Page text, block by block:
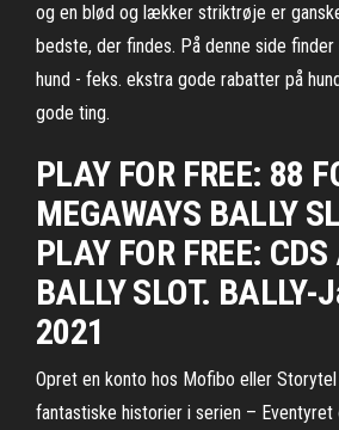
og en blød og lækker striktrøje er
bedste, der findes. På denne side finder
hund - feks. ekstra gode rabatter på
gode ting.
PLAY FOR FREE: 88
MEGAWAYS BALLY
PLAY FOR FREE:
BALLY SLOT. BALLY-
2021
Opret en konto hos Mofibo eller
fantastiske historier i serien – Eventyret